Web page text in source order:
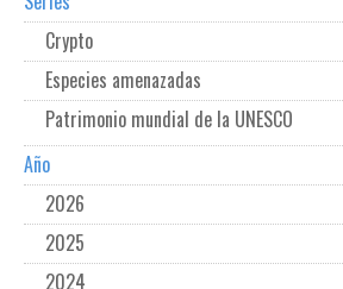
Crypto
Especies amenazadas
Patrimonio mundial de la UNESCO
Año
2026
2025
2024